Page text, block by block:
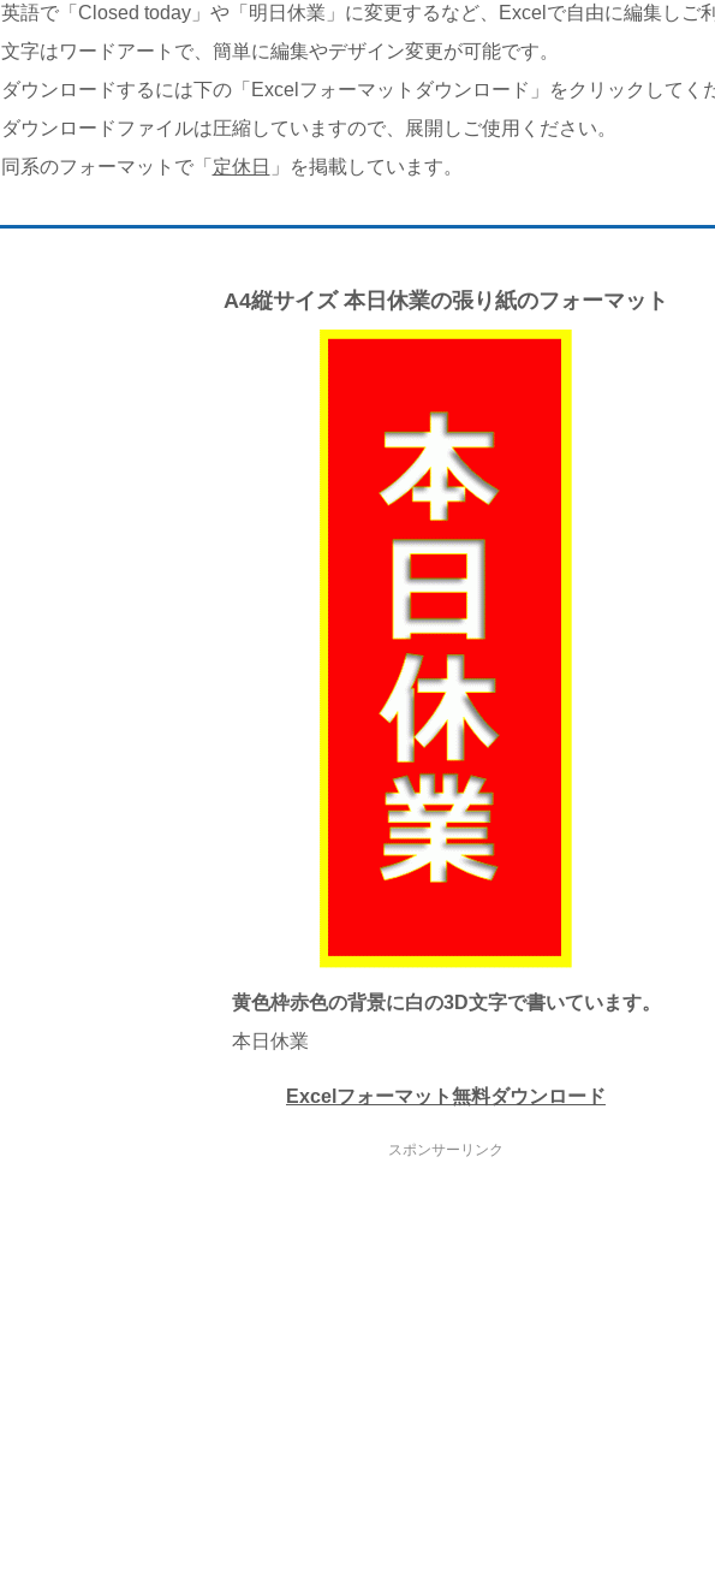
英語で「Closed today」や「明日休業」に変更するなど、Excelで自由に編集しご
文字はワードアートで、簡単に編集やデザイン変更が可能です。
ダウンロードするには下の「Excelフォーマットダウンロード」をクリックしてく
ダウンロードファイルは圧縮していますので、展開しご使用ください。
同系のフォーマットで「 定休日 」を掲載しています。
A4縦サイズ 本日休業の張り紙のフォーマット
黄色枠赤色の背景に白の3D文字で書いています。
本日休業
Excelフォーマット無料ダウンロード
スポンサーリンク